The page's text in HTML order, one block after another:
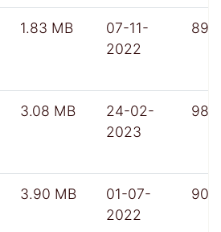
1.83 MB
07-11-
2022
899
3.08 MB
24-02-
2023
985
3.90 MB
01-07-
2022
902